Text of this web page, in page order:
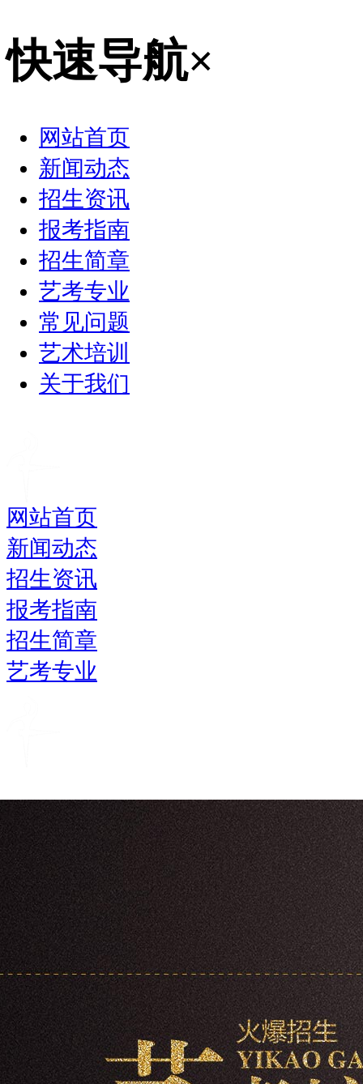
快速导航×
网站首页
新闻动态
招生资讯
报考指南
招生简章
艺考专业
常见问题
艺术培训
关于我们
网站首页
新闻动态
招生资讯
报考指南
招生简章
艺考专业